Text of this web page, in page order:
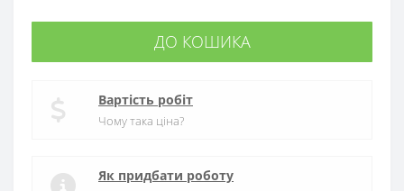
ДО КОШИКА
Вартість робіт
Чому така ціна?
Як придбати роботу